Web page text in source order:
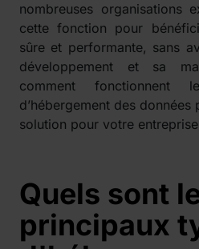
nombreuses organisations
cette fonction pour
sûre et performante, sans
développement et sa
comment fonctionnent
d’hébergement des
solution pour votre
Quels sont
principaux